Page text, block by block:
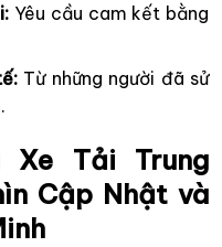
Yêu cầu cam kết bằng
Từ những người đã sử
Xe Tải Trung
Cập Nhật và